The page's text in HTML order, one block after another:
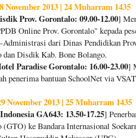
November 2013 | 24 Muharram 1435
Prov. Gorontalo: 09.00-12.00]
Online Prov. Gorontalo" kepada
Administrasi dari Dinas Pendidikan
dan Disdik Kab. Bone Bolango.
Paradise Gorontalo: 16.00-23.00]
penerima bantuan SchoolNet via
November 2013 | 25 Muharram 1435
GA643: 13.50-17.25]
(GTO) ke Bandara Internasional